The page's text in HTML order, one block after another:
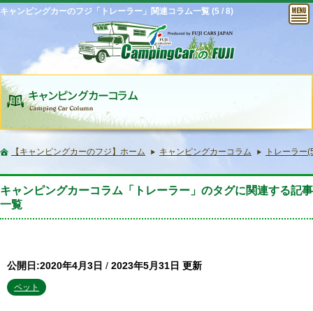
キャンピングカーのフジ「トレーラー」関連コラム一覧 (5 / 8)
【キャンピングカーのフジ】ホーム キャンピングカーコラム トレーラー
キャンピングカーコラム「トレーラー」のタグに関連する記事
一覧
公開日:2020年4月3日 / 2023年5月31日 更新
ペット